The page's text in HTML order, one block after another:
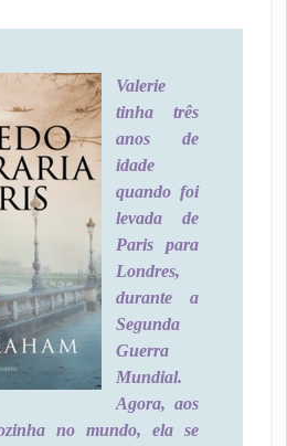
Valerie
tinha três
anos de
idade
quando foi
levada de
Paris para
Londres,
durante a
Segunda
Guerra
Mundial.
Agora, aos
no mundo, ela se